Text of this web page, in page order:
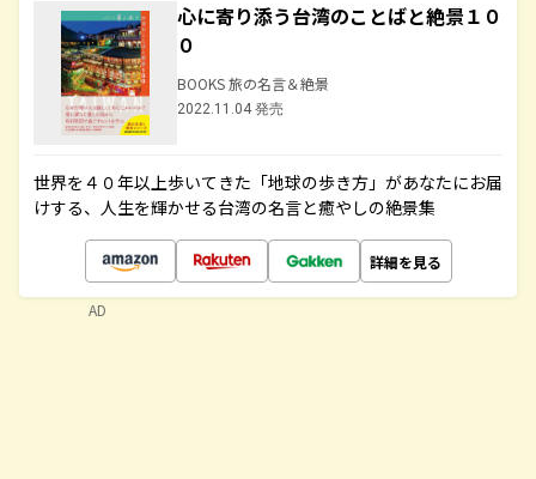
心に寄り添う台湾のことばと絶景１０
０
BOOKS 旅の名言＆絶景
2022.11.04 発売
世界を４０年以上歩いてきた「地球の歩き方」があなたにお届
けする、人生を輝かせる台湾の名言と癒やしの絶景集
詳細を見る
AD